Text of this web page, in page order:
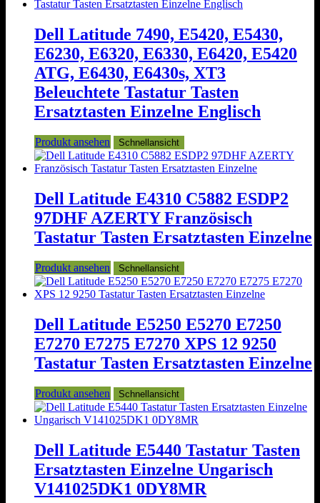
Dell Latitude 7490, E5420, E5430,
E6230, E6320, E6330, E6420, E5420
ATG, E6430, E6430s, XT3
Beleuchtete Tastatur Tasten
Ersatztasten Einzelne Englisch
Produkt ansehen Schnellansicht
Dell Latitude E4310 C5882 ESDP2
97DHF AZERTY Französisch
Tastatur Tasten Ersatztasten Einzelne
Produkt ansehen Schnellansicht
Dell Latitude E5250 E5270 E7250
E7270 E7275 E7270 XPS 12 9250
Tastatur Tasten Ersatztasten Einzelne
Produkt ansehen Schnellansicht
Dell Latitude E5440 Tastatur Tasten
Ersatztasten Einzelne Ungarisch
V141025DK1 0DY8MR